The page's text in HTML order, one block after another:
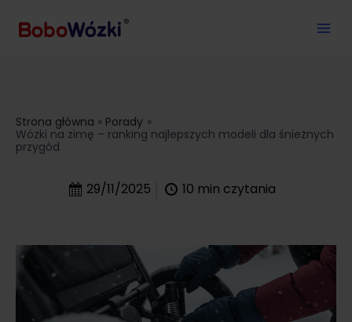
Strona główna
Porady
Wózki na zimę – ranking najlepszych modeli dla śnieżnych
przygód
29/11/2025 10 min czytania